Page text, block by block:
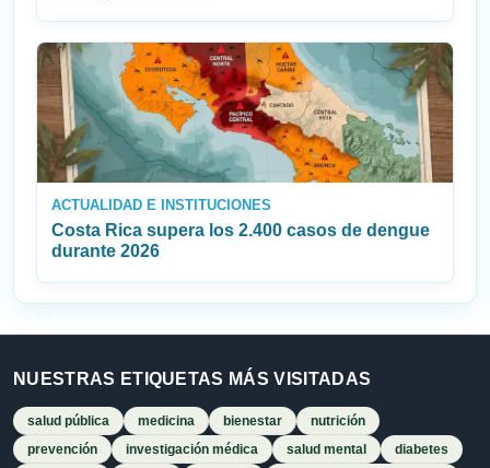
ACTUALIDAD E INSTITUCIONES
Costa Rica supera los 2.400 casos de dengue
durante 2026
NUESTRAS ETIQUETAS MÁS VISITADAS
salud pública medicina bienestar
nutrición
prevención
investigación médica salud mental
diabetes